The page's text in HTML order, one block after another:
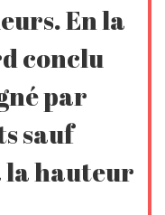
En la
conclu
par
sauf
la hauteur